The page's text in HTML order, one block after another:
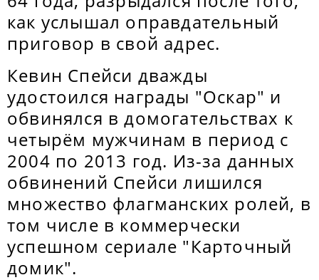
как услышал оправдательный
приговор в свой адрес.
Кевин Спейси дважды
удостоился награды "Оскар" и
обвинялся в домогательствах к
четырём мужчинам в период с
2004 по 2013 год. Из-за данных
обвинений Спейси лишился
множество флагманских ролей, в
том числе в коммерчески
успешном сериале "Карточный
домик".